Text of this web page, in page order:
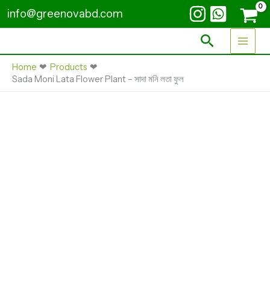
to
content
info@greenovabd.com
Search
Home
Products
Sada Moni Lata Flower Plant – সাদা মনি লতা ফুল
Plant
-
মনি
লতা
ফুল